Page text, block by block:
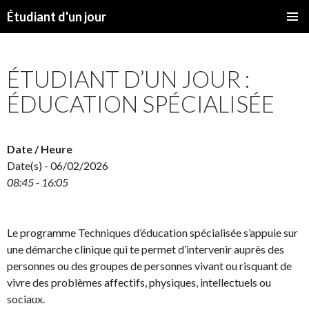
Étudiant d'un jour
ÉTUDIANT D’UN JOUR :
ÉDUCATION SPÉCIALISÉE
Date / Heure
Date(s) - 06/02/2026
08:45 - 16:05
Le programme Techniques d’éducation spécialisée s’appuie sur
une démarche clinique qui te permet d’intervenir auprès des
personnes ou des groupes de personnes vivant ou risquant de
vivre des problèmes affectifs, physiques, intellectuels ou
sociaux.